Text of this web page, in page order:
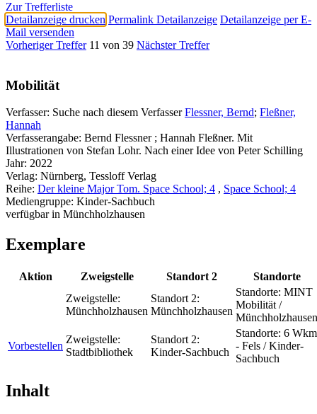
Zur Trefferliste
Detailanzeige drucken Permalink Detailanzeige Detailanzeige per E-
Mail versenden
Vorheriger Treffer 11 von 39 Nächster Treffer
Mobilität
Verfasser: Suche nach diesem Verfasser Flessner, Bernd; Fleßner,
Hannah
Verfasserangabe: Bernd Flessner ; Hannah Fleßner. Mit
Illustrationen von Stefan Lohr. Nach einer Idee von Peter Schilling
Jahr: 2022
Verlag: Nürnberg, Tessloff Verlag
Reihe: Der kleine Major Tom. Space School; 4 , Space School; 4
Mediengruppe: Kinder-Sachbuch
verfügbar in Münchholzhausen
Exemplare
Aktion Zweigstelle Standort 2
Standorte
Zweigstelle:
Münchholzhausen
Standort 2:
Münchholzhausen
Standorte: MINT
Mobilität /
Münchholzhausen
Vorbestellen
Zweigstelle:
Stadtbibliothek
Standort 2:
Kinder-Sachbuch
Standorte: 6 Wkm
- Fels / Kinder-
Sachbuch
Inhalt